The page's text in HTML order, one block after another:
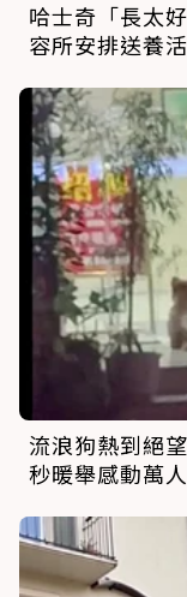
哈士奇「長太
容所安排送養
流浪狗熱到絕
秒暖舉感動萬人